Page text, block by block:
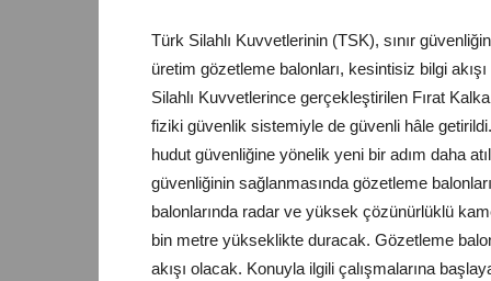
Türk Silahlı Kuvvetlerinin (TSK), sınır
üretim gözetleme balonları, kesintisiz bilgi
Silahlı Kuvvetlerince gerçekleştirilen Fırat
fiziki güvenlik sistemiyle de güvenli hâle
hudut güvenliğine yönelik yeni bir adım daha
güvenliğinin sağlanmasında gözetleme
balonlarında radar ve yüksek çözünürlüklü
bin metre yükseklikte duracak. Gözetleme
akışı olacak. Konuyla ilgili çalışmalarına